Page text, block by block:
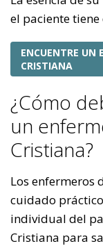
el paciente
ENCUENTRE UN
CRISTIANA
¿Cómo
un
Cristiana?
Los enfermeros
cuidado
individual del
Cristiana para